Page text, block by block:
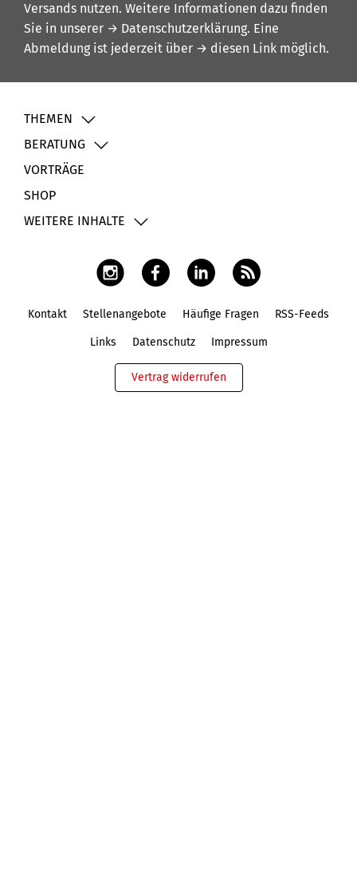
Versands nutzen. Weitere Informationen dazu finden
Sie in unserer → Datenschutzerklärung. Eine
Abmeldung ist jederzeit über → diesen Link möglich.
THEMEN
BERATUNG
VORTRÄGE
SHOP
WEITERE INHALTE
Kontakt Stellenangebote Häufige Fragen RSS-Feeds
Links Datenschutz Impressum
Vertrag widerrufen